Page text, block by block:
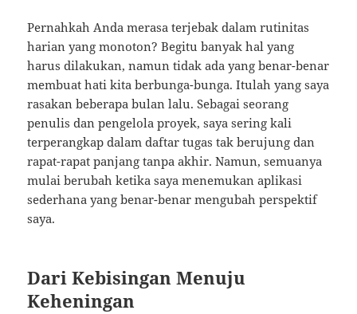
Pernahkah Anda merasa terjebak dalam rutinitas
harian yang monoton? Begitu banyak hal yang
harus dilakukan, namun tidak ada yang benar-benar
membuat hati kita berbunga-bunga. Itulah yang saya
rasakan beberapa bulan lalu. Sebagai seorang
penulis dan pengelola proyek, saya sering kali
terperangkap dalam daftar tugas tak berujung dan
rapat-rapat panjang tanpa akhir. Namun, semuanya
mulai berubah ketika saya menemukan aplikasi
sederhana yang benar-benar mengubah perspektif
saya.
Dari Kebisingan Menuju
Keheningan